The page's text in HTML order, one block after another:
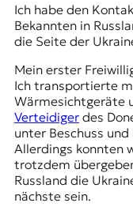
Ich habe den
Bekannten in
die Seite der
Mein erster
Ich transportierte
Wärmesichtgeräte
Verteidigerdes
unter Beschuss
Allerdings konnten
trotzdem
Russland die
nächste sein.